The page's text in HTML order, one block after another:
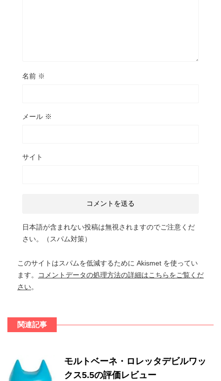
名前 ※
メール ※
サイト
日本語が含まれない投稿は無視されますのでご注意くだ
さい。（スパム対策）
このサイトはスパムを低減するために Akismet を使ってい
ます。
コメントデータの処理方法の詳細はこちらをご覧くだ
さい。
関連記事
モルトベーネ・ロレッタデビルワッ
クス5.5の評価レビュー